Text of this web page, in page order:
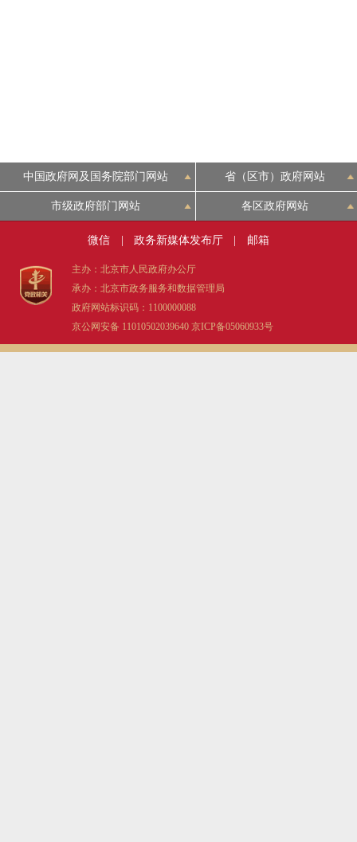
中国政府网及国务院部门网站 省（区市）政府网站
市级政府部门网站 各区政府网站
微信 政务新媒体发布厅 邮箱
主办：北京市人民政府办公厅
承办：北京市政务服务和数据管理局
政府网站标识码：1100000088
京公网安备 11010502039640 京ICP备05060933号